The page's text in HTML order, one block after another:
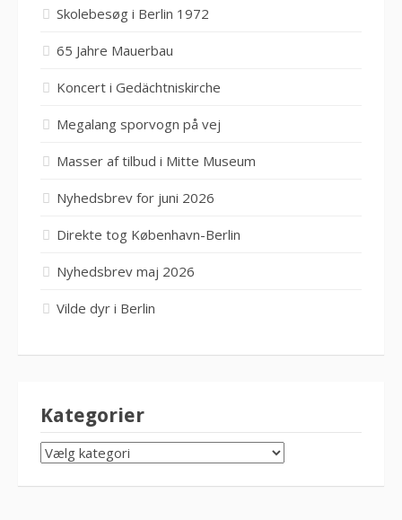
Skolebesøg i Berlin 1972
65 Jahre Mauerbau
Koncert i Gedächtniskirche
Megalang sporvogn på vej
Masser af tilbud i Mitte Museum
Nyhedsbrev for juni 2026
Direkte tog København-Berlin
Nyhedsbrev maj 2026
Vilde dyr i Berlin
Kategorier
KATEGORIER